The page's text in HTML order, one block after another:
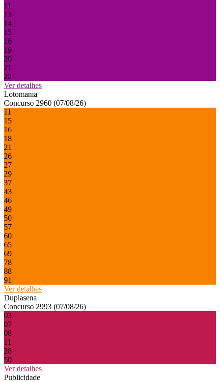
11
13
14
15
16
19
20
21
22
Ver detalhes
Lotomania
Concurso 2960 (07/08/26)
11
15
16
18
21
26
27
29
37
43
46
49
50
57
60
65
69
78
88
91
Ver detalhes
Duplasena
Concurso 2993 (07/08/26)
03
07
08
11
28
50
Ver detalhes
Publicidade